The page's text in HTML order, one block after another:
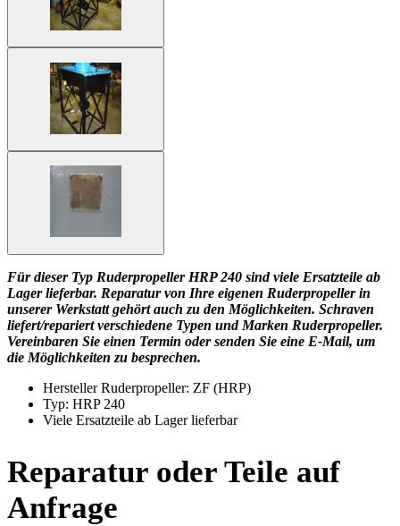
Für dieser Typ Ruderpropeller HRP 240 sind viele Ersatzteile ab
Lager lieferbar. Reparatur von Ihre eigenen Ruderpropeller in
unserer Werkstatt gehört auch zu den Möglichkeiten. Schraven
liefert/repariert verschiedene Typen und Marken Ruderpropeller.
Vereinbaren Sie einen Termin oder senden Sie eine E-Mail, um
die Möglichkeiten zu besprechen.
Hersteller Ruderpropeller: ZF (HRP)
Typ: HRP 240
Viele Ersatzteile ab Lager lieferbar
Reparatur oder Teile auf
Anfrage